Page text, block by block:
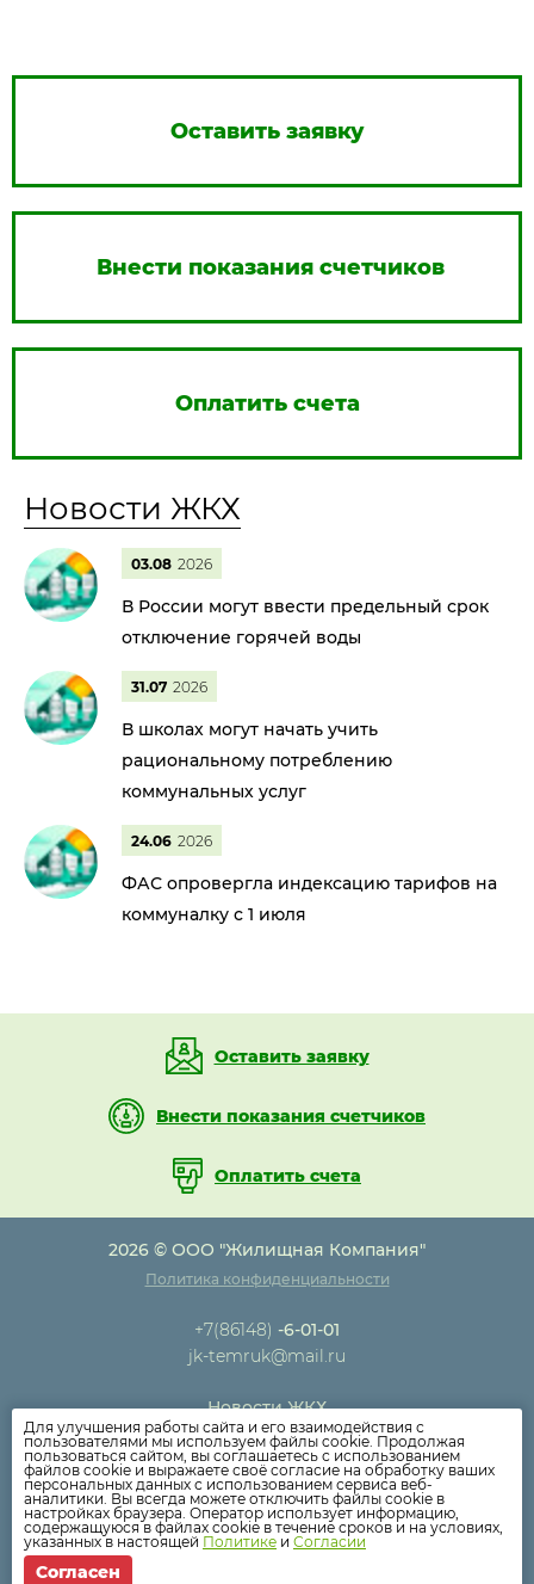
Оставить заявку
Внести показания счетчиков
Оплатить счета
Новости ЖКХ
03.08 2026
В России могут ввести предельный срок
отключение горячей воды
31.07 2026
В школах могут начать учить
рациональному потреблению
коммунальных услуг
24.06 2026
ФАС опровергла индексацию тарифов на
коммуналку с 1 июля
Оставить заявку
Внести показания счетчиков
Оплатить счета
2026 © ООО "Жилищная Компания"
Политика конфиденциальности
+7(86148) -6-01-01
jk-temruk@mail.ru
Новости ЖКХ
Новости компании
Как оплатить
Дома
Раскрытие информации
Вопросы
Для улучшения работы сайта и его взаимодействия с
пользователями мы используем файлы cookie. Продолжая
пользоваться сайтом, вы соглашаетесь с использованием
файлов cookie и выражаете своё согласие на обработку ваших
персональных данных с использованием сервиса веб-
аналитики. Вы всегда можете отключить файлы cookie в
настройках браузера. Оператор использует информацию,
содержащуюся в файлах cookie в течение сроков и на условиях,
указанных в настоящей Политике и Согласии
Согласен